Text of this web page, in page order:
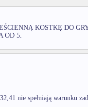
KOSTKĘ DO
OD 5.
nie spełniają warunku